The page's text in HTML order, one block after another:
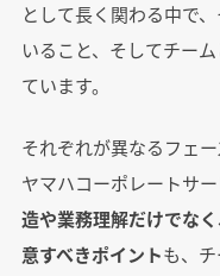
として長く関わる中で
いること、そしてチー
ています。
それぞれが異なるフェ
ヤマハコーポレートサー
造や業務理解だけでな
意すべきポイントも、